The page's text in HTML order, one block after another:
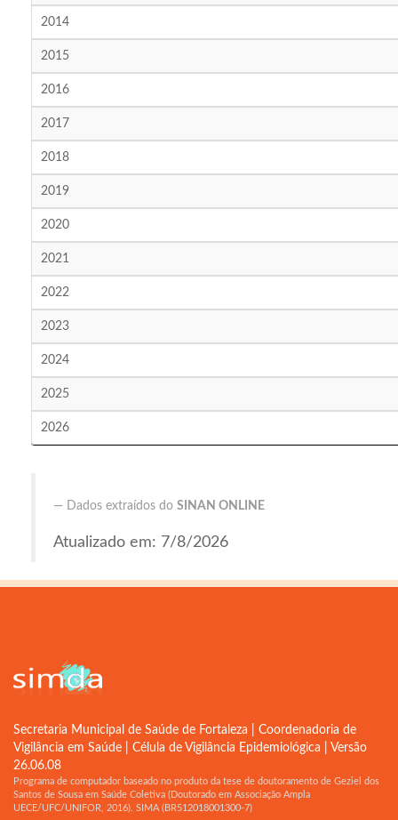
2014
2015
2016
2017
2018
2019
2020
2021
2022
2023
2024
2025
2026
Dados extraídos doSINAN ONLINE
Atualizado em: 7/8/2026
Secretaria Municipal de Saúde de Fortaleza | Coordenadoria de
Vigilância em Saúde | Célula de Vigilância Epidemiológica | Versão
26.06.08
Programa de computador baseado no produto da tese de doutoramento de Geziel dos
Santos de Sousa em Saúde Coletiva (Doutorado em Associação Ampla
UECE/UFC/UNIFOR, 2016). SIMA (BR512018001300-7)